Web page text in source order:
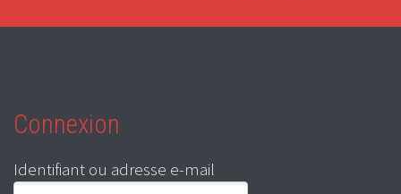
Connexion
Identifiant ou adresse e-mail